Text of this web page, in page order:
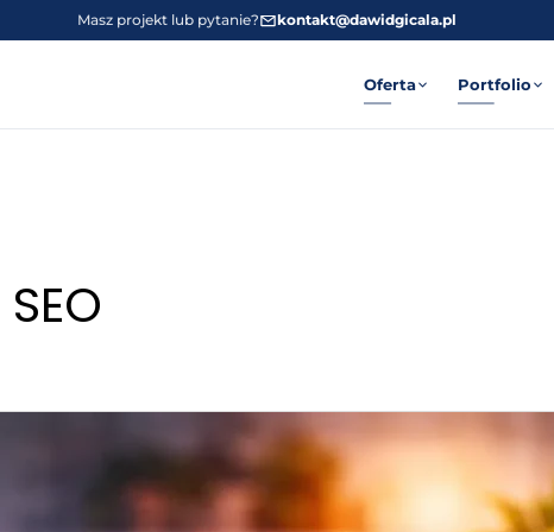
Masz projekt lub pytanie? kontakt@dawidgicala.pl
Oferta Portfolio